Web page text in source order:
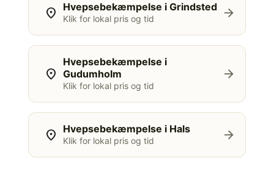
location_on Hvepsebekæmpelse i Grindsted
Klik for lokal pris og tid arrow_forward
location_on
Hvepsebekæmpelse i
Gudumholm
Klik for lokal pris og tid
arrow_forward
location_on Hvepsebekæmpelse i Hals
Klik for lokal pris og tid arrow_forward